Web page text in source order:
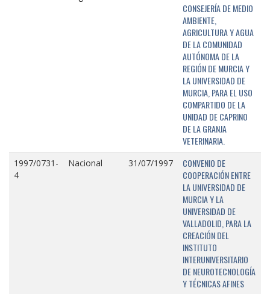
CONSEJERÍA DE MEDIO
AMBIENTE,
AGRICULTURA Y AGUA
DE LA COMUNIDAD
AUTÓNOMA DE LA
REGIÓN DE MURCIA Y
LA UNIVERSIDAD DE
MURCIA, PARA EL USO
COMPARTIDO DE LA
UNIDAD DE CAPRINO
DE LA GRANJA
VETERINARIA.
1997/0731-
4
Nacional 31/07/1997
CONVENIO DE
COOPERACIÓN ENTRE
LA UNIVERSIDAD DE
MURCIA Y LA
UNIVERSIDAD DE
VALLADOLID, PARA LA
CREACIÓN DEL
INSTITUTO
INTERUNIVERSITARIO
DE NEUROTECNOLOGÍA
Y TÉCNICAS AFINES